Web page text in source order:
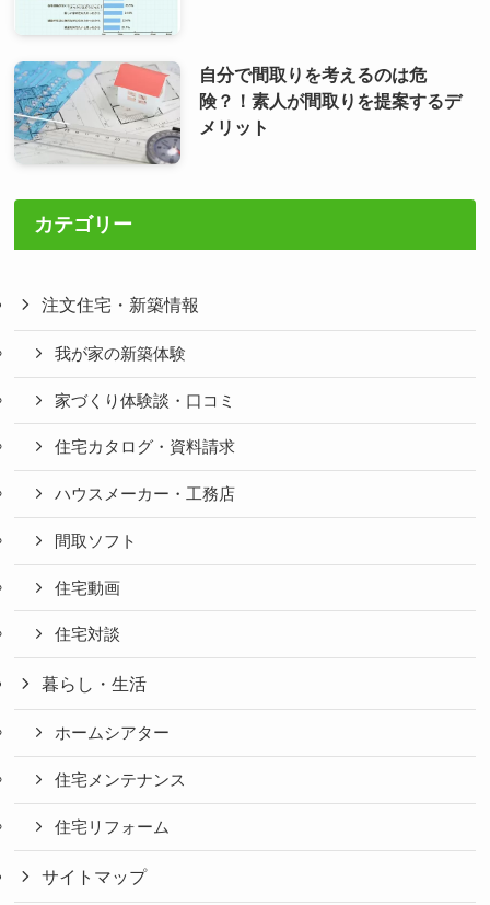
自分で間取りを考えるのは危
険？！素人が間取りを提案するデ
メリット
カテゴリー
注文住宅・新築情報
我が家の新築体験
家づくり体験談・口コミ
住宅カタログ・資料請求
ハウスメーカー・工務店
間取ソフト
住宅動画
住宅対談
暮らし・生活
ホームシアター
住宅メンテナンス
住宅リフォーム
サイトマップ